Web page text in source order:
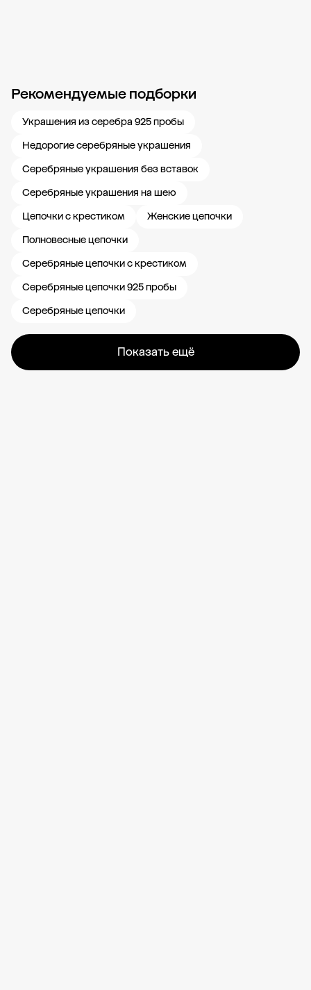
Рекомендуемые подборки
Украшения из серебра 925 пробы
Недорогие серебряные украшения
Серебряные украшения без вставок
Серебряные украшения на шею
Цепочки с крестиком
Женские цепочки
Полновесные цепочки
Серебряные цепочки с крестиком
Серебряные цепочки 925 пробы
Серебряные цепочки
Показать ещё
Новости компании Журнал ЗОЛОТОЙ Блог